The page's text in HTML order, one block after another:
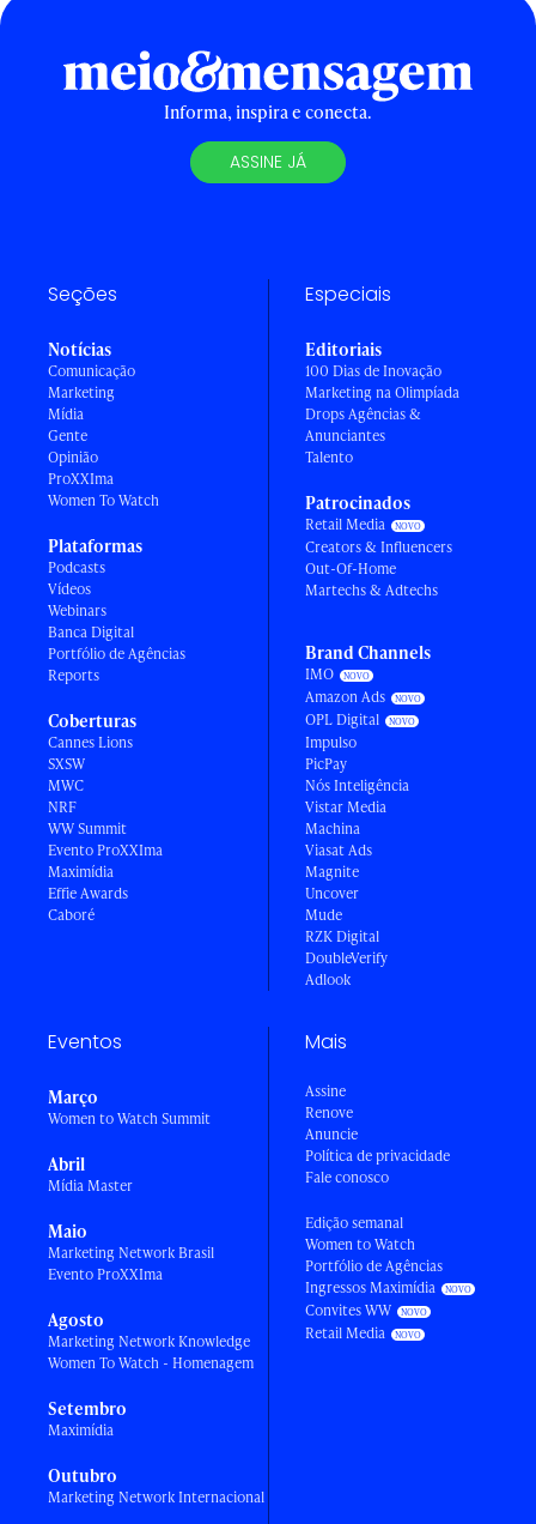
Informa, inspira e conecta.
ASSINE JÁ
Seções
Notícias
Comunicação
Marketing
Mídia
Gente
Opinião
ProXXIma
Women To Watch
Plataformas
Podcasts
Vídeos
Webinars
Banca Digital
Portfólio de Agências
Reports
Coberturas
Cannes Lions
SXSW
MWC
NRF
WW Summit
Evento ProXXIma
Maximídia
Effie Awards
Caboré
Especiais
Editoriais
100 Dias de Inovação
Marketing na Olimpíada
Drops Agências &
Anunciantes
Talento
Patrocinados
Retail Media
Creators & Influencers
Out-Of-Home
Martechs & Adtechs
Brand Channels
IMO
Amazon Ads
OPL Digital
Impulso
PicPay
Nós Inteligência
Vistar Media
Machina
Viasat Ads
Magnite
Uncover
Mude
RZK Digital
DoubleVerify
Adlook
Eventos
Março
Women to Watch Summit
Abril
Mídia Master
Maio
Marketing Network Brasil
Evento ProXXIma
Agosto
Marketing Network Knowledge
Women To Watch - Homenagem
Setembro
Maximídia
Outubro
Marketing Network Internacional
Mais
Assine
Renove
Anuncie
Política de privacidade
Fale conosco
Edição semanal
Women to Watch
Portfólio de Agências
Ingressos Maximídia
Convites WW
Retail Media